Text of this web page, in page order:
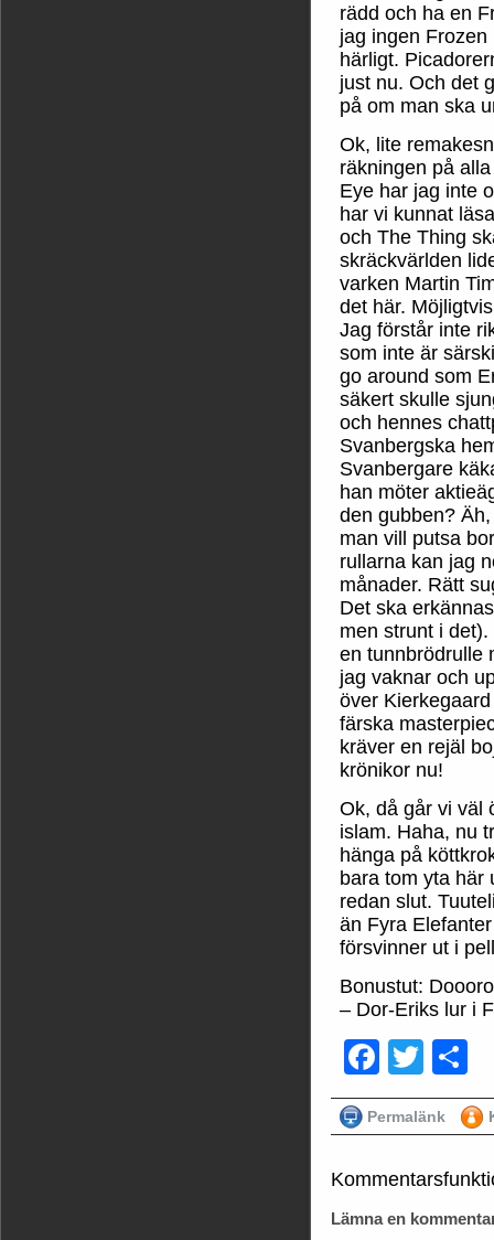
rädd och ha en
jag ingen
härligt.
just nu. Och det
på om man ska
Ok, lite
räkningen på
Eye har jag inte
har vi kunnat
och The Thing
skräckvärlden
varken Martin
det här.
Jag förstår inte
som inte är
go around som
säkert skulle
och hennes
Svanbergska
Svanbergare
han möter
den gubben?
man vill putsa
rullarna kan jag
månader. Rätt
Det ska
men strunt i
en tunnbrödrulle
jag vaknar och
över
färska
kräver en rejäl
krönikor nu!
Ok, då går vi väl
islam. Haha, nu
hänga på
bara tom yta här
redan slut.
än Fyra
försvinner ut i
Bonustut:
– Dor-Eriks lur i
Permalänk
Lämna en